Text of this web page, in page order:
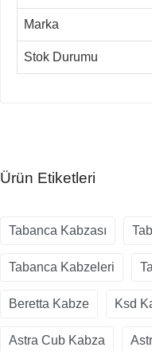
Marka
Stok Durumu
Ürün Etiketleri
Tabanca Kabzası
Tabanca Kabzeleri
Beretta Kabze Ksd
Astra Cub Kabza